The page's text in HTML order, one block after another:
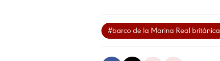
#barco de la Marina Real británica